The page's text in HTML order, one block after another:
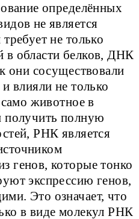
определённых
не является
не только
в области белков, ДНК
они сосуществовали
влияли не только
животное в
получить полную
РНК является
генов, которые тонко
экспрессию генов,
Это означает, что
в виде молекул РНК